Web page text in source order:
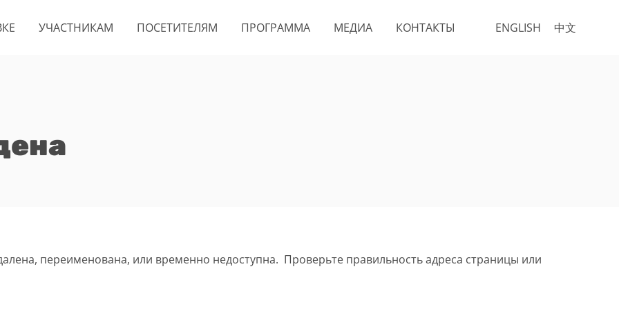
ENGLISH 中文
УЧАСТНИКАМ ПОСЕТИТЕЛЯМ ПРОГРАММА МЕДИА КОНТАКТЫ
переименована, или временно недоступна. Проверьте правильность адреса страницы или